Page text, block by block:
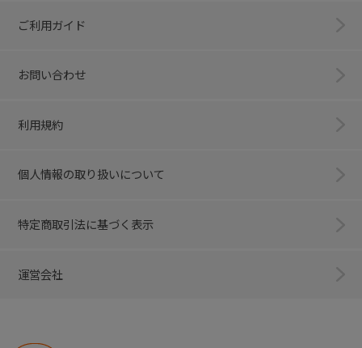
ご利用ガイド
お問い合わせ
利用規約
個人情報の取り扱いについて
特定商取引法に基づく表示
運営会社